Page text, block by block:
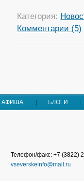
Категория:
Комментарии (5)
АФИША БЛОГИ
Телефон/факс: +7 (3822)
vseverskeinfo@mail.ru